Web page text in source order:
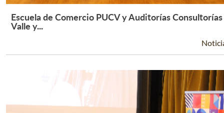
Leer Más +
Escuela de Comercio PUCV y Auditorías Consultorías
Valle y...